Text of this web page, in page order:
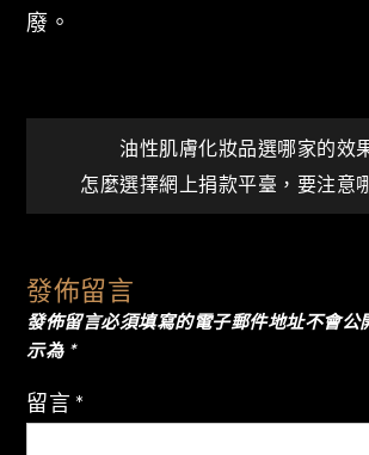
廢。
文
章
導
覽
油性肌膚化妝品選哪家的效
怎麼選擇網上捐款平臺，要注意
發佈留言
發佈留言必須填寫的電子郵件地址不會公
示為 *
留言 *